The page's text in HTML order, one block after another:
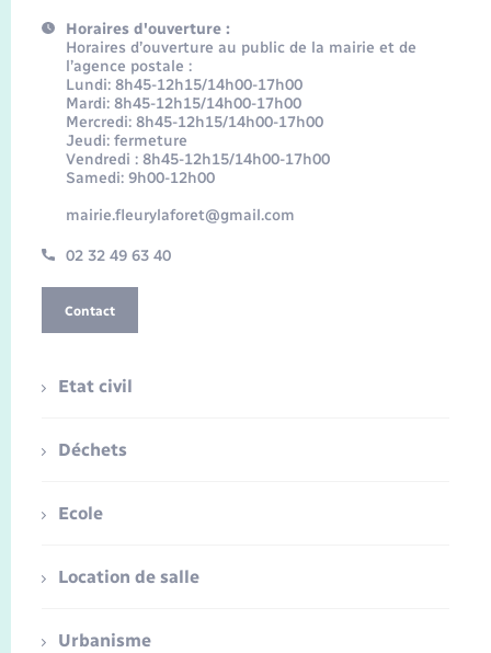
Horaires d'ouverture :
Horaires d’ouverture au public de la mairie et de
l’agence postale :
Lundi: 8h45-12h15/14h00-17h00
Mardi: 8h45-12h15/14h00-17h00
Mercredi: 8h45-12h15/14h00-17h00
Jeudi: fermeture
Vendredi : 8h45-12h15/14h00-17h00
Samedi: 9h00-12h00
mairie.fleurylaforet@gmail.com
02 32 49 63 40
Contact
Etat civil
Déchets
Ecole
Location de salle
Urbanisme